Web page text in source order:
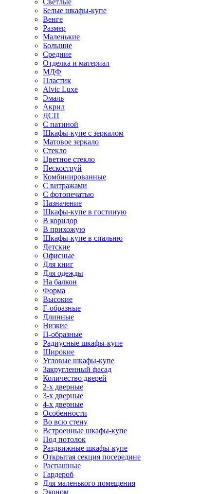
Светлые
Белые шкафы-купе
Венге
Размер
Маленькие
Большие
Средние
Отделка и материал
МДФ
Пластик
Alvic Luxe
Эмаль
Акрил
ДСП
С патиной
Шкафы-купе с зеркалом
Матовое зеркало
Стекло
Цветное стекло
Пескоструй
Комбинированные
С витражами
С фотопечатью
Назначение
Шкафы-купе в гостиную
В коридор
В прихожую
Шкафы-купе в спальню
Детские
Офисные
Для книг
Для одежды
На балкон
Форма
Высокие
Г-образные
Длинные
Низкие
П-образные
Радиусные шкафы-купе
Широкие
Угловые шкафы-купе
Закругленный фасад
Количество дверей
2-х дверные
3-х дверные
4-х дверные
Особенности
Во всю стену
Встроенные шкафы-купе
Под потолок
Раздвижные шкафы-купе
Открытая секция посередине
Распашные
Гардероб
Для маленького помещения
Эконом